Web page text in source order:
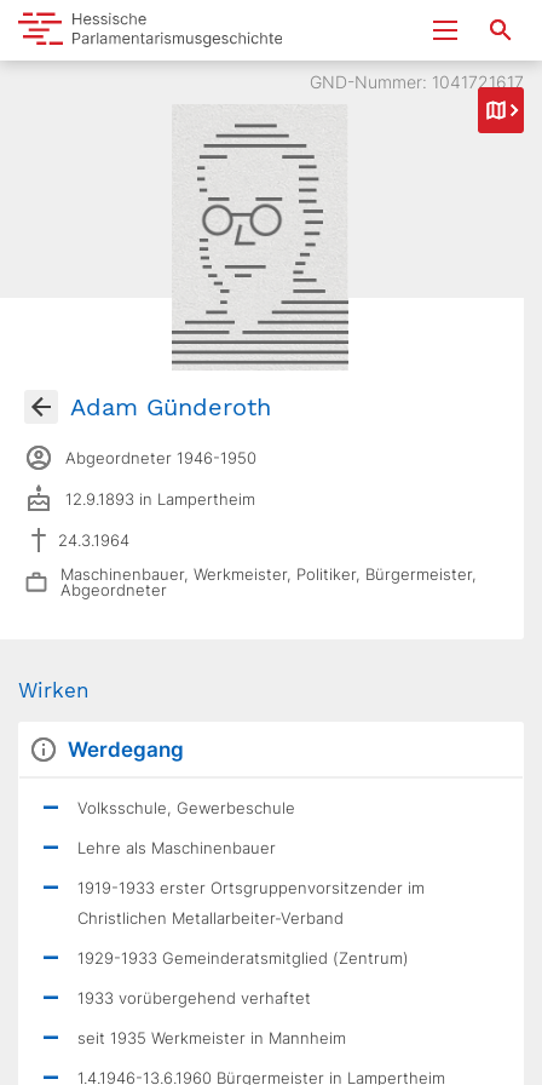
GND-Nummer: 1041721617
Adam Günderoth
Abgeordneter 1946-1950
12.9.1893 in Lampertheim
24.3.1964
Maschinenbauer, Werkmeister, Politiker, Bürgermeister,
Abgeordneter
Wirken
Werdegang
Volksschule, Gewerbeschule
Lehre als Maschinenbauer
1919-1933 erster Ortsgruppenvorsitzender im
Christlichen Metallarbeiter-Verband
1929-1933 Gemeinderatsmitglied (Zentrum)
1933 vorübergehend verhaftet
seit 1935 Werkmeister in Mannheim
1.4.1946-13.6.1960 Bürgermeister in Lampertheim